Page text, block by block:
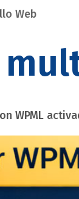
Web
WPML